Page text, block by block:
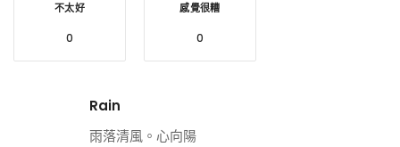
不太好
0
感覺很糟
0
Rain
雨落清風。心向陽